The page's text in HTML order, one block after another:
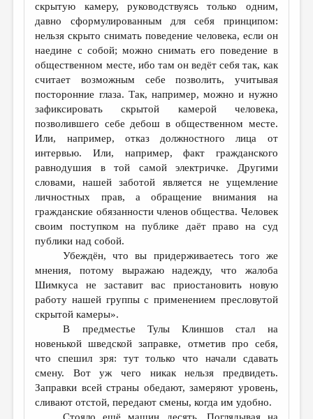
скрытую камеру, руководствуясь только одним,
давно сформулированным для себя принципом:
нельзя скрыто снимать поведение человека, если он
наедине с собой; можно снимать его поведение в
общественном месте, ибо там он ведёт себя так, как
считает возможным себе позволить, учитывая
посторонние глаза. Так, например, можно и нужно
зафиксировать скрытой камерой человека,
позволившего себе дебош в общественном месте.
Или, например, отказ должностного лица от
интервью. Или, например, факт гражданского
равнодушия в той самой электричке. Другими
словами, нашей заботой является не ущемление
личностных прав, а обращение внимания на
гражданские обязанности членов общества. Человек
своим поступком на публике даёт право на суд
публики над собой.
Убеждён, что вы придерживаетесь того же
мнения, потому выражаю надежду, что жалоба
Шимкуса не заставит вас приостановить новую
работу нашей группы с применением пресловутой
скрытой камеры».
В предместье Тулы Клиншов стал на
новенькой шведской заправке, отметив про себя,
что спешил зря: тут только что начали сдавать
смену. Вот уж чего никак нельзя предвидеть.
Заправки всей страны обедают, замеряют уровень,
сливают отстой, передают смены, когда им удобно.